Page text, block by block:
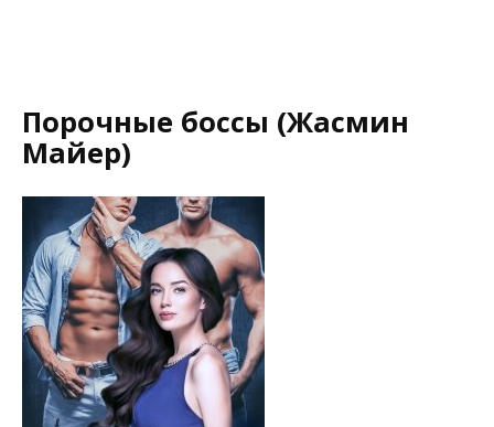
Порочные боссы (Жасмин
Майер)